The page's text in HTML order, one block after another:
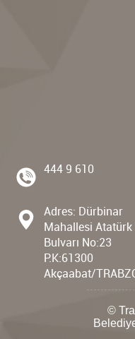
444 9 610
Adres: Dürbinar
Mahallesi Atatürk
Bulvarı No:23
P.K:61300
Akçaabat/
©